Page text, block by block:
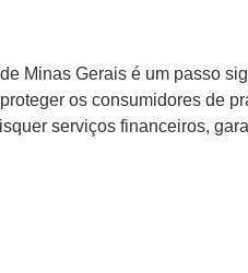
Minas Gerais é um passo
os consumidores de
serviços financeiros,